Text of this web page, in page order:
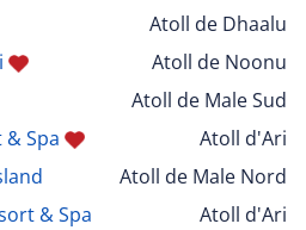
Atoll de Dhaalu
Atoll de Noonu
Atoll de Male Sud
Spa
Atoll d'Ari
Atoll de Male Nord
& Spa
Atoll d'Ari